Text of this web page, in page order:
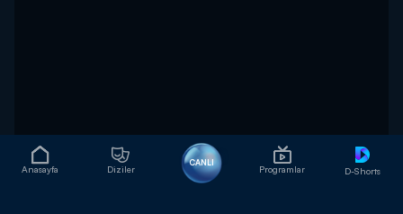
Anasayfa Diziler
CANLI
Programlar D-Shorts